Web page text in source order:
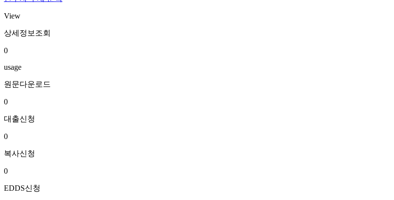
View
상세정보조회
0
usage
원문다운로드
0
대출신청
0
복사신청
0
EDDS신청